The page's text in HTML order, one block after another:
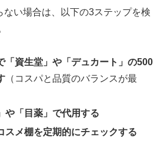
ない場合は、以下の3ステップを検
「資生堂」や「デュカート」の500
（コスパと品質のバランスが最
や「目薬」で代用する
スメ棚を定期的にチェックする